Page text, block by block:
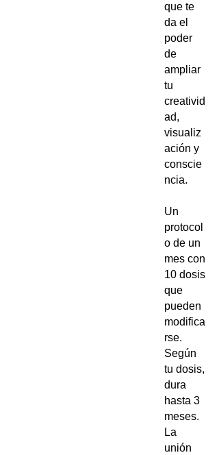
que te
da el
poder
de
ampliar
tu
creativid
ad,
visualiz
ación y
conscie
ncia.
Un
protocol
o de un
mes con
10 dosis
que
pueden
modifica
rse.
Según
tu dosis,
dura
hasta 3
meses.
La
unión